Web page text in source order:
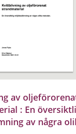
av
: En
av några